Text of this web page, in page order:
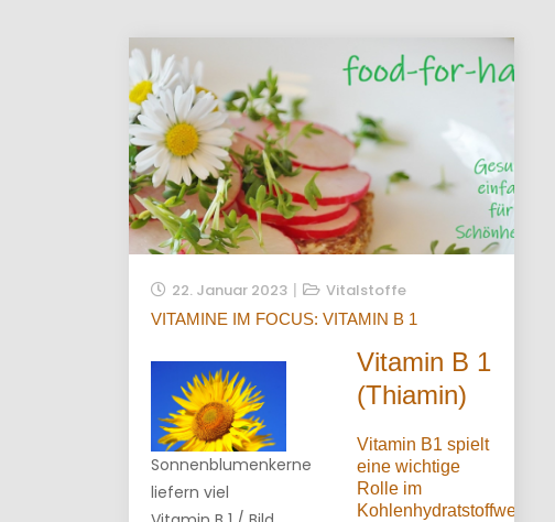
22. Januar 2023 Vitalstoffe
VITAMINE IM FOCUS: VITAMIN B 1
Sonnenblumenkerne
liefern viel
Vitamin B 1
(Thiamin)
Vitamin B1 spielt
eine wichtige
Rolle im
Kohlenhydratstoffwechsel.